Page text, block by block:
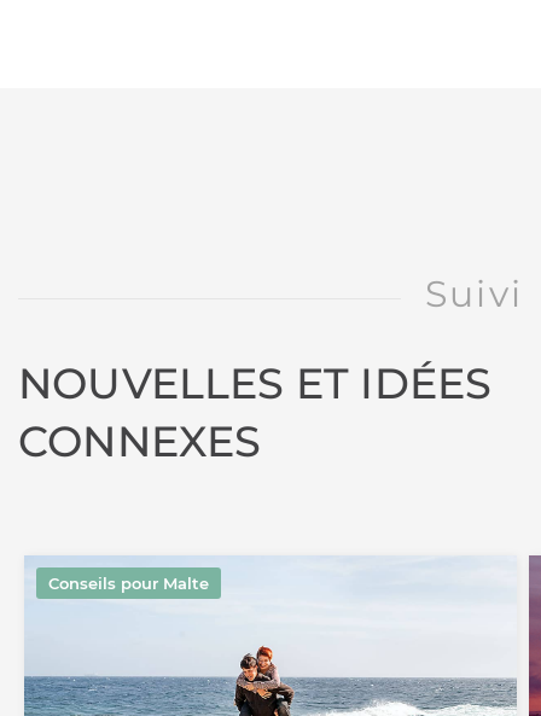
Suivi
NOUVELLES ET IDÉES
CONNEXES
Conseils pour Malte